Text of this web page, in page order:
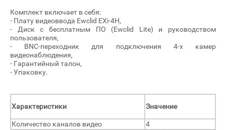
Комплект включает в себя:
- Плату видеоввода Ewclid EXi-4H,
- Диск с бесплатным ПО (Ewclid Lite) и руководством
пользователя,
- BNC-переходник для подключения 4-х камер
видеонаблюдения,
- Гарантийный талон,
- Упаковку.
Характеристики Значение
Количество каналов видео
4